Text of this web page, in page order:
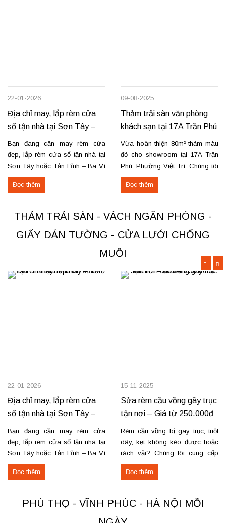
22-01-2026
Địa chỉ may, lắp rèm cửa
sổ tận nhà tại Sơn Tây –
Tản Lĩnh Ba Vì
Bạn đang cần may rèm cửa
đẹp, lắp rèm cửa sổ tận nhà tại
Sơn Tây hoặc Tản Lĩnh – Ba Vì
với giá hợp lý? Chúng tôi
chuyên may rèm theo yêu cầu,
tiến độ. Thực tế, chúng tôi vừa
hoàn thiện thi công rèm...
Đọc thêm
09-08-2025
Thảm trải sàn văn phòng
khách sạn tại 17A Trần Phú
– Việt Trì
Vừa hoàn thiện 80m² thảm màu
đỏ cho showroom tại 17A Trần
Phú, Phường Việt Trì. Chúng tôi
nhận thi công, sửa chữa, bóc
dỡ và thu mua thảm cũ trên toàn
loại thảm đang cung cấp Thảm
nỉ phù hợp cho không...
Đọc thêm
THẢM TRẢI SÀN - VÁCH NGĂN PHÒNG -
GIẤY DÁN TƯỜNG - CỬA LƯỚI CHỐNG
MUỖI
22-01-2026
Địa chỉ may, lắp rèm cửa
sổ tận nhà tại Sơn Tây –
Tản Lĩnh Ba Vì
Bạn đang cần may rèm cửa
đẹp, lắp rèm cửa sổ tận nhà tại
Sơn Tây hoặc Tản Lĩnh – Ba Vì
với giá hợp lý? Chúng tôi
chuyên may rèm theo yêu cầu,
tiến độ. Thực tế, chúng tôi vừa
hoàn thiện thi công rèm...
Đọc thêm
15-11-2025
Sửa rèm cầu vồng gãy trục
tận nơi – Giá từ 250.000đ
có VAT
Rèm cầu vồng bị gãy trục, tuột
dây, kẹt không kéo được hoặc
rách vải? Chúng tôi cung cấp
dịch vụ sửa rèm cầu vồng tận
nơi, đảm bảo rèm hoạt động trơn
cấu kéo để rèm mở – đóng êm
Thay dây...
Đọc thêm
PHÚ THỌ - VĨNH PHÚC - HÀ NỘI MỖI